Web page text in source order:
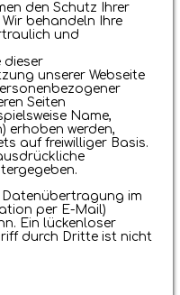
den Schutz Ihrer
behandeln Ihre
und
dieser
unserer Webseite
Seiten
Name,
erhoben werden,
auf freiwilliger Basis.
Datenübertragung im
per E-Mail)
Ein lückenloser
durch Dritte ist nicht